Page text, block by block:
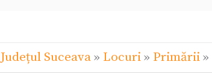
Județul Suceava» Locuri» Primării»